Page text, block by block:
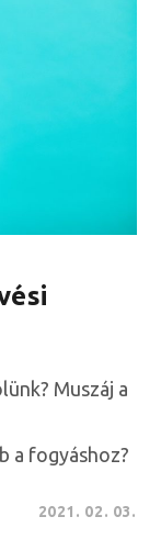
Muszáj a
a fogyáshoz?
2021. 02. 03.